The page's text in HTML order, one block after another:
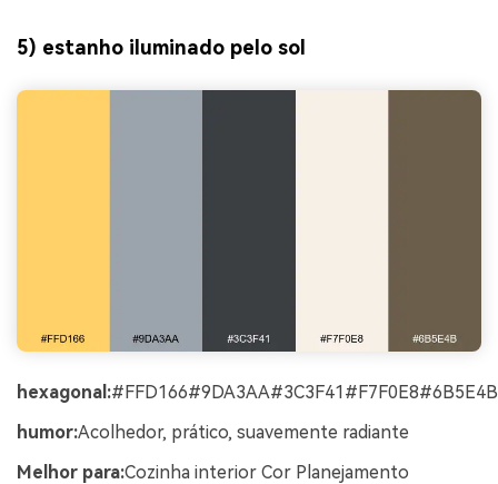
5) estanho iluminado pelo sol
hexagonal:#FFD166#9DA3AA#3C3F41#F7F0E8#6B5E4B
humor:Acolhedor, prático, suavemente radiante
Melhor para:Cozinha interior Cor Planejamento